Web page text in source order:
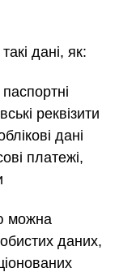
дані, як:
реквізити
дані
платежі,
можна
даних,